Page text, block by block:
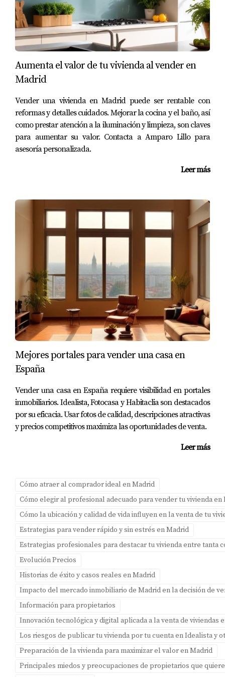
precio atractivo basado en análisis del mercado local y
tendencias actuales. Con este nuevo enfoque, la Sra.
López pudo atraer a más compradores interesados y
finalmente cerró la venta en menos tiempo del esperado.
"Lo más liberador fue saber que había tomado la
decisión correcta al confiar en Amparo", compartió la
llevadero."
CONCLUSIÓN
Fijar el precio correcto es esencial para cualquier
propietario que desee vender su propiedad en Madrid sin
aumentar la confianza durante las negociaciones, cada
aspecto mejora cuando se toma esta decisión estratégica
bien fundamentada. Si estás pensando en vender tu
propiedad, recuerda que contar con un experto como
Amparo Lillo puede marcar la diferencia entre una
experiencia frustrante y una gratificante. No subestimes
el poder del precio adecuado; puede transformar tu viaje
hacia la venta en una experiencia positiva llena de
oportunidades. Vende con serenidad y resultados hoy
mismo; descarga nuestra Guía gratuita para Propietarios
en Madrid y acierta a la primera con tu estrategia de
precio.
Preguntas Frecuentes
¿Cómo puedo determinar el mejor precio
para mi propiedad?
evaluación precisa basada en datos actuales del
mercado.
¿Qué sucede si pongo un precio demasiado
alto?
Un precio excesivo puede resultar en menos interés por
parte de los compradores potenciales, prolongando el
tiempo en el mercado e incluso llevando a reducciones
posteriores que pueden afectar tu percepción como
vendedor.
¿Puedo ajustar el precio después de listar mi
propiedad?
Sí, puedes ajustar el precio si observas que no estás
recibiendo suficiente interés o si cambian las condiciones
Aumenta el valor de tu vivienda al vender en
Madrid
Vender una vivienda en Madrid puede ser rentable con
reformas y detalles cuidados. Mejorar la cocina y el baño, así
como prestar atención a la iluminación y limpieza, son claves
para aumentar su valor. Contacta a Amparo Lillo para
asesoría personalizada.
Leer más
Mejores portales para vender una casa en
España
Vender una casa en España requiere visibilidad en portales
inmobiliarios. Idealista, Fotocasa y Habitaclia son destacados
por su eficacia. Usar fotos de calidad, descripciones atractivas
y precios competitivos maximiza las oportunidades de venta.
Leer más
Cómo atraer al comprador ideal en Madrid
Cómo elegir al profesional adecuado para vender tu vivienda en
Cómo la ubicación y calidad de vida influyen en la venta de tu
Estrategias para vender rápido y sin estrés en Madrid
Estrategias profesionales para destacar tu vivienda entre tanta
Evolución Precios
Historias de éxito y casos reales en Madrid
Impacto del mercado inmobiliario de Madrid en la decisión de
Información para propietarios
Innovación tecnológica y digital aplicada a la venta de viviendas
Los riesgos de publicar tu vivienda por tu cuenta en Idealista y
Preparación de la vivienda para maximizar el valor en Madrid
Principales miedos y preocupaciones de propietarios que